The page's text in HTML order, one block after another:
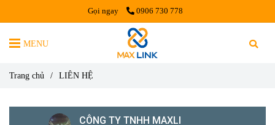
Gọi ngay 0906 730 778
MENU
Trang chủ / LIÊN HỆ